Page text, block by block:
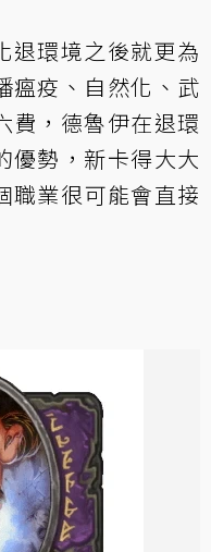
退環境之後就更為
瘟疫、自然化、武
費，德魯伊在退環
優勢，新卡得大大
職業很可能會直接